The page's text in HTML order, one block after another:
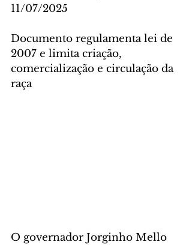
11/07/2025
Documento regulamenta lei de
2007 e limita criação,
comercialização e circulação da
raça
O governador Jorginho Mello